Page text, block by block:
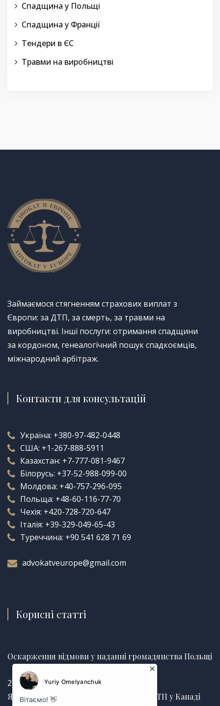
Спадщина у Польщі
Спадщина у Франції
Тендери в ЄС
Травми на виробництві
Займаємося стягненням страхових виплат з
Європи: за ДТП, за смерть, за травми на
виробництві. Інші послуги: отримання спадщини
за кордоном, генеалогічний пошук спадкоємців,
міжнародний арбітраж.
Контакти для консультацій
Україна: +380-97-482-0448
США: +1-267-888-5911
Казахстан: +7-777-081-9467
Білорусь: +37-52-988-099-00
Молдова: +40-757-296-095
Польща: +48-60-116-77-70
Чехія: +420-728-720-647
Італія: +39-329-049-65-43
Туреччина: +90 541 628 71 69
advokatveurope@gmail.com
Корисні статті
Оскарження відмови у наданні громадянства Польщі
25.06.2026
Як отримати страхову виплату після ДТП у Канаді